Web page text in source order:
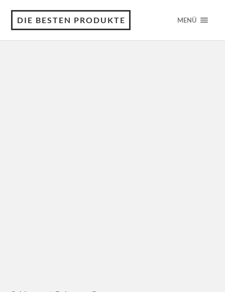
DIE BESTEN PRODUKTE MENÜ